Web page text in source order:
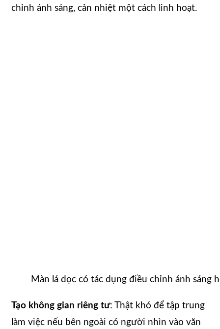
chỉnh ánh sáng, cản nhiệt một cách linh hoạt.
Màn lá dọc có tác dụng điều chỉnh ánh sáng
Tạo không gian riêng tư: Thật khó để tập trung
làm việc nếu bên ngoài có người nhìn vào văn